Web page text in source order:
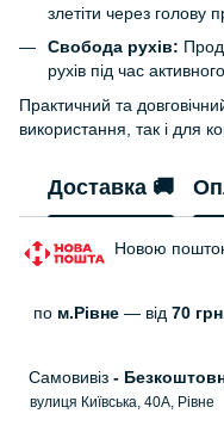
злетіти через голову
Свобода рухів:
рухів під час
Практичний та
використання, так і для
Доставка 🚚
Новою
по м.Рівне — від 70
Самовивіз -
вулиця Київська, 40А, Рівне